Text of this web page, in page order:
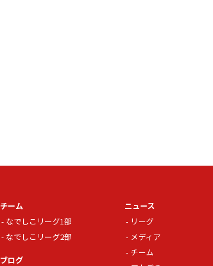
チーム
なでしこリーグ1部
なでしこリーグ2部
ブログ
ニュース
リーグ
メディア
チーム